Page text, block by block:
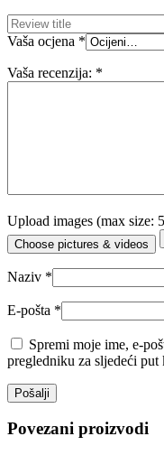
Vaša ocjena *
Vaša recenzija: *
Upload images (max size:
Choose pictures & videos
Naziv *
E-pošta *
Spremi moje ime, e-
pregledniku za sljedeći put
Povezani proizvodi